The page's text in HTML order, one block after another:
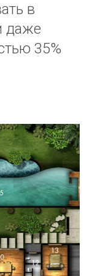
в
даже
35%